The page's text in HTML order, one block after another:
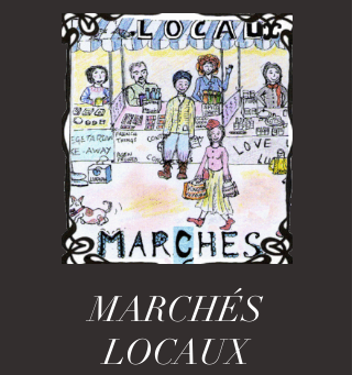
MARCHÉS
LOCAUX